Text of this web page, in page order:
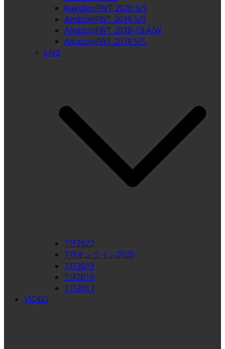
RakutenFWT 2020 S/S
AmazonFWT 2019 S/S
AmazonFWT 2018-19 A/W
AmazonFWT 2018 S/S
LIVE
TIF2022
TIFオンライン2020
TIF2019
TIF2018
TIF2017
VIDEO